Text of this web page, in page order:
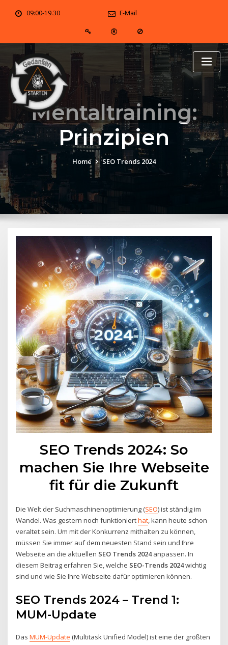
09:00-19.30 E-Mail
Mentaltraining:
Prinzipien
Home SEO Trends 2024
SEO Trends 2024: So
machen Sie Ihre Webseite
fit für die Zukunft
Die Welt der Suchmaschinenoptimierung (SEO) ist ständig im
Wandel. Was gestern noch funktionierthat, kann heute schon
veraltet sein. Um mit der Konkurrenz mithalten zu können,
müssen Sie immer auf dem neuesten Stand sein und Ihre
Webseite an die aktuellen SEO Trends 2024anpassen. In
diesem Beitrag erfahren Sie, welche SEO-Trends 2024wichtig
sind und wie Sie Ihre Webseite dafür optimieren können.
SEO Trends 2024 – Trend 1:
MUM-Update
DasMUM-Update (Multitask Unified Model) ist eine der größten